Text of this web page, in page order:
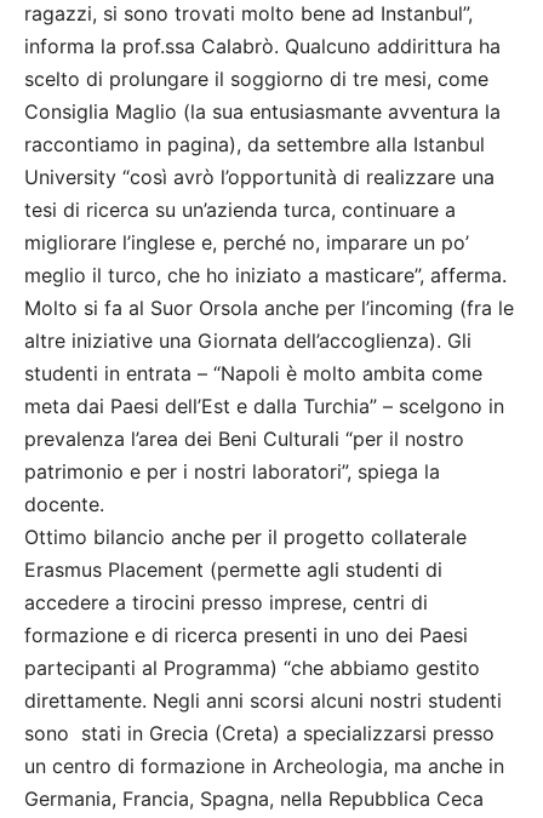
ragazzi, si sono trovati molto bene ad Instanbul”,
informa la prof.ssa Calabrò. Qualcuno addirittura ha
scelto di prolungare il soggiorno di tre mesi, come
Consiglia Maglio (la sua entusiasmante avventura la
raccontiamo in pagina), da settembre alla Istanbul
University “così avrò l’opportunità di realizzare una
tesi di ricerca su un’azienda turca, continuare a
migliorare l’inglese e, perché no, imparare un po’
meglio il turco, che ho iniziato a masticare”, afferma.
Molto si fa al Suor Orsola anche per l’incoming (fra le
altre iniziative una Giornata dell’accoglienza). Gli
studenti in entrata – “Napoli è molto ambita come
meta dai Paesi dell’Est e dalla Turchia” – scelgono in
prevalenza l’area dei Beni Culturali “per il nostro
patrimonio e per i nostri laboratori”, spiega la
docente.
Ottimo bilancio anche per il progetto collaterale
Erasmus Placement (permette agli studenti di
accedere a tirocini presso imprese, centri di
formazione e di ricerca presenti in uno dei Paesi
partecipanti al Programma) “che abbiamo gestito
direttamente. Negli anni scorsi alcuni nostri studenti
sono stati in Grecia (Creta) a specializzarsi presso
un centro di formazione in Archeologia, ma anche in
Germania, Francia, Spagna, nella Repubblica Ceca